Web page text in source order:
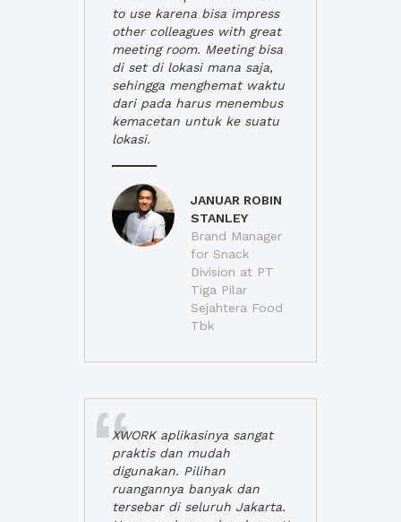
to use karena bisa impress
other colleagues with great
meeting room. Meeting bisa
di set di lokasi mana saja,
sehingga menghemat waktu
dari pada harus menembus
kemacetan untuk ke suatu
lokasi.
JANUAR ROBIN
STANLEY
Brand Manager
for Snack
Division at PT
Tiga Pilar
Sejahtera Food
Tbk
XWORK aplikasinya sangat
praktis dan mudah
digunakan. Pilihan
ruangannya banyak dan
tersebar di seluruh Jakarta.